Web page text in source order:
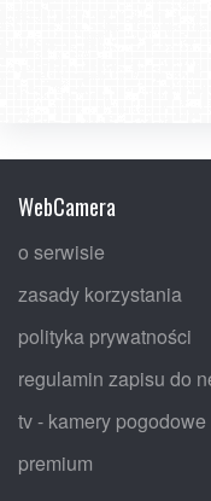
WebCamera
o serwisie
zasady korzystania
polityka prywatności
regulamin zapisu do
tv - kamery pogodowe
premium